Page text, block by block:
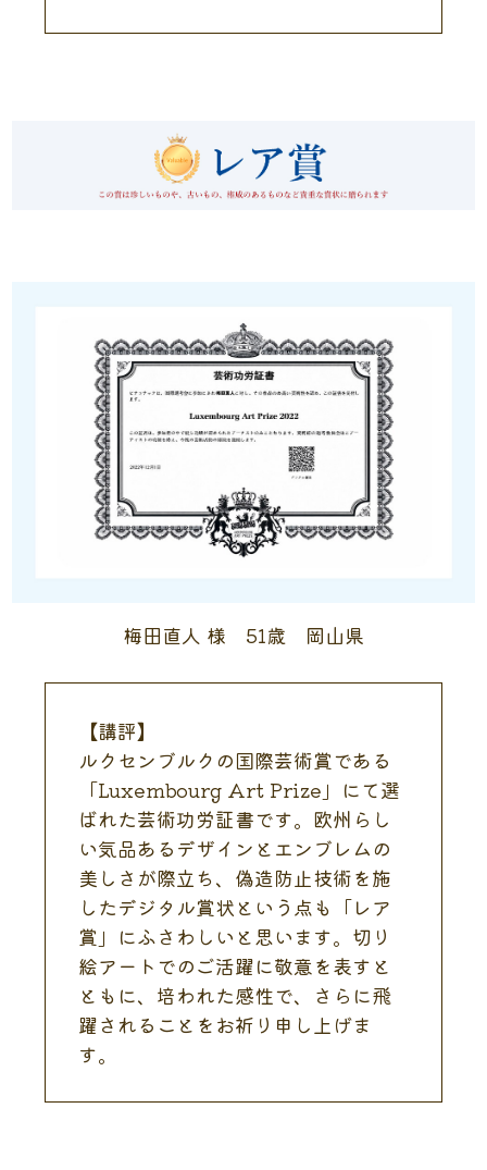
梅田直人 様 51歳 岡山県
【講評】
ルクセンブルクの国際芸術賞である
「Luxembourg Art Prize」にて選
ばれた芸術功労証書です。欧州らし
い気品あるデザインとエンブレムの
美しさが際立ち、偽造防止技術を施
したデジタル賞状という点も「レア
賞」にふさわしいと思います。切り
絵アートでのご活躍に敬意を表すと
ともに、培われた感性で、さらに飛
躍されることをお祈り申し上げま
す。